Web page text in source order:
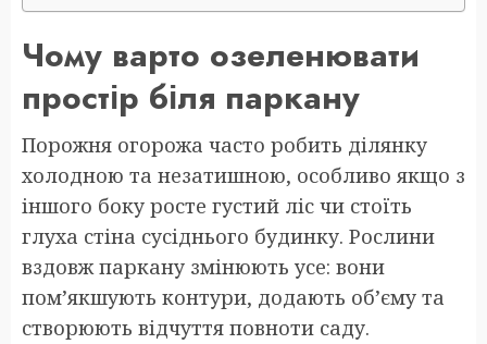
Чому варто озеленювати
простір біля паркану
Порожня огорожа часто робить ділянку
холодною та незатишною, особливо якщо з
іншого боку росте густий ліс чи стоїть
глуха стіна сусіднього будинку. Рослини
вздовж паркану змінюють усе: вони
пом’якшують контури, додають об’єму та
створюють відчуття повноти саду.